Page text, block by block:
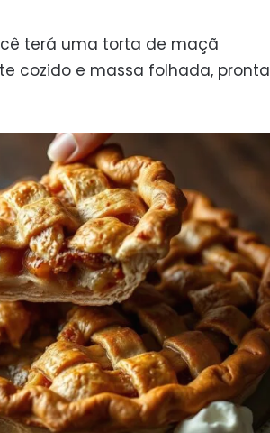
terá uma torta de maçã
cozido e massa folhada, pronta